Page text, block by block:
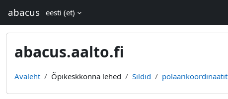
abacus eesti ‎(et)‎
abacus.aalto.fi
Avaleht Õpikeskkonna lehed Sildid polaarikoordinaatit